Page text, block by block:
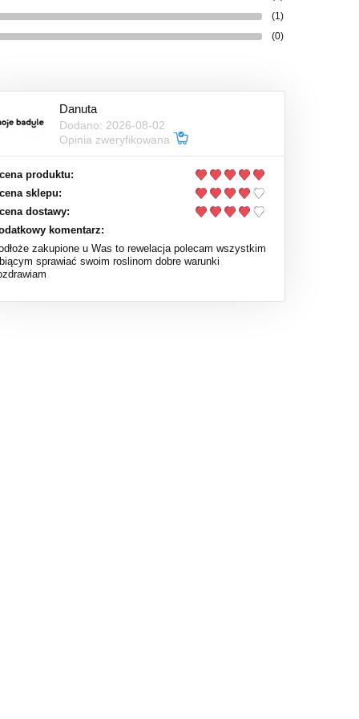
(1)
(0)
Danuta
Dodano: 2026-08-02
Opinia zweryfikowana
produktu:
sklepu:
dostawy:
komentarz:
zakupione u Was to rewelacja polecam wszystkim
sprawiać swoim roslinom dobre warunki